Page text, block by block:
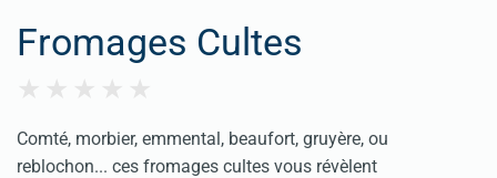
Fromages Cultes
Comté, morbier, emmental, beaufort, gruyère, ou
reblochon... ces fromages cultes vous révèlent